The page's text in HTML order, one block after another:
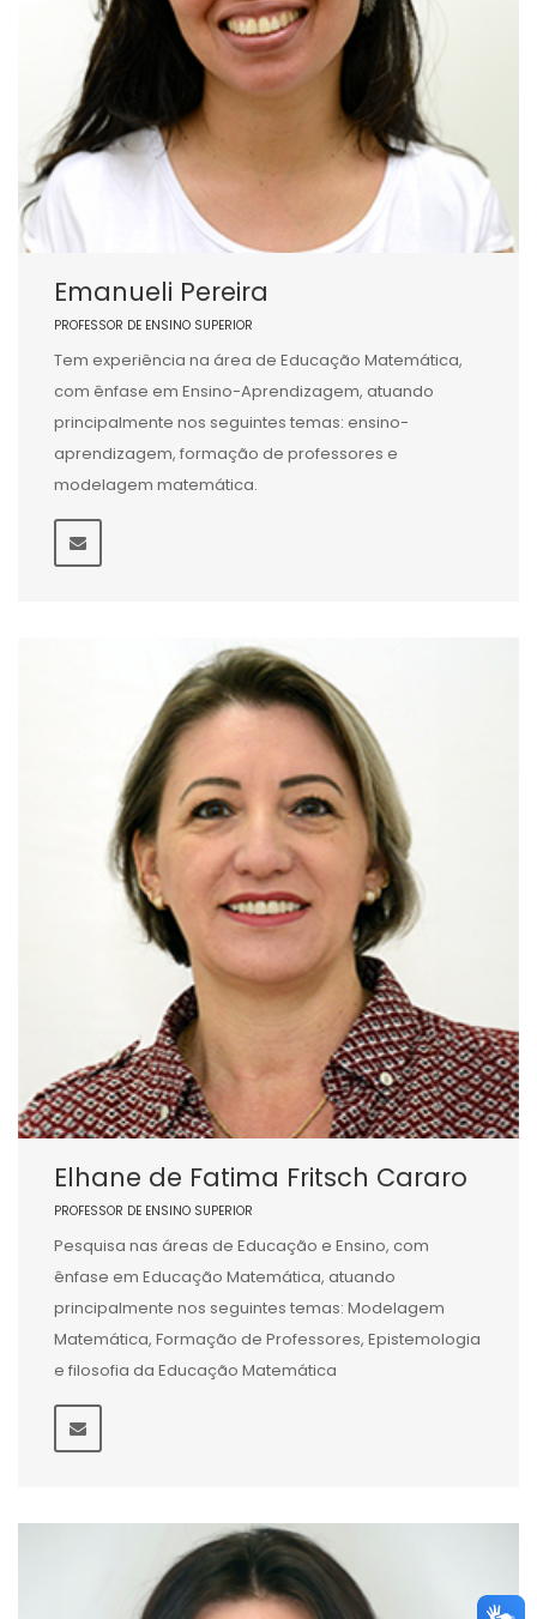
Emanueli Pereira
PROFESSOR DE ENSINO SUPERIOR
Tem experiência na área de Educação Matemática,
com ênfase em Ensino-Aprendizagem, atuando
principalmente nos seguintes temas: ensino-
aprendizagem, formação de professores e
modelagem matemática.
Elhane de Fatima Fritsch Cararo
PROFESSOR DE ENSINO SUPERIOR
Pesquisa nas áreas de Educação e Ensino, com
ênfase em Educação Matemática, atuando
principalmente nos seguintes temas: Modelagem
Matemática, Formação de Professores, Epistemologia
e filosofia da Educação Matemática